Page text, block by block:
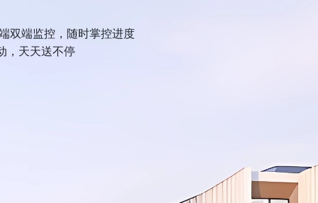
双端监控，随时掌控进度
，天天送不停